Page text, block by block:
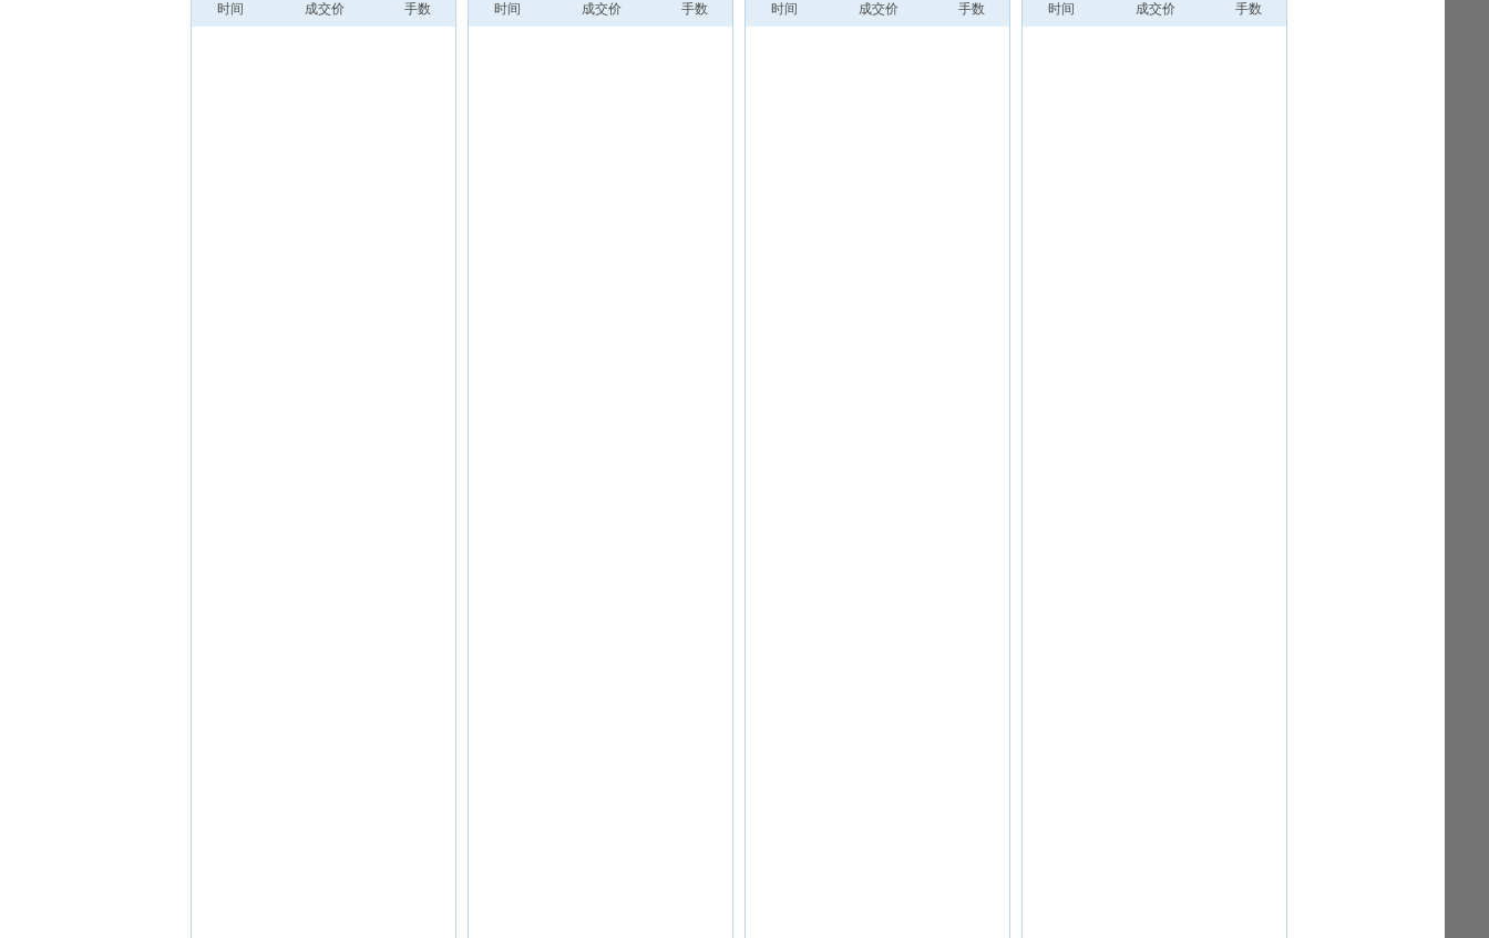
时间 成交价 手数 时间 成交价 手数 时间 成交价 手数 时间 成交价 手数